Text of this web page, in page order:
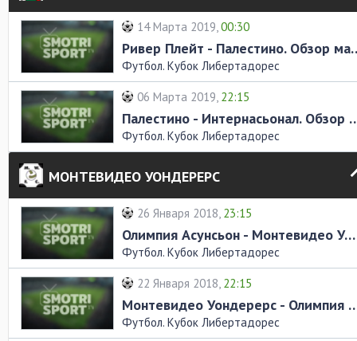
14 Марта 2019,00:30
Ривер
Футбол. Кубок Либертадорес
06 Марта 2019, 22:15
Палестино -
Футбол. Кубок Либертадорес
МОНТЕВИДЕО УОНДЕРЕРС
26 Января 2018, 23:15
Олимпия Асунсьон - Монтевидео Уондерерс. Обзор матча
Футбол. Кубок Либертадорес
22 Января 2018, 22:15
Монтевидео Уондерерс -
Футбол. Кубок Либертадорес